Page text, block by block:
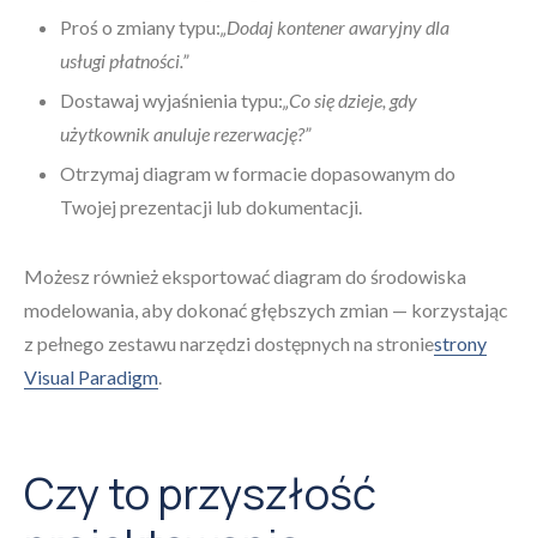
Proś o zmiany typu:„Dodaj kontener awaryjny dla
usługi płatności.”
Dostawaj wyjaśnienia typu:„Co się dzieje, gdy
użytkownik anuluje rezerwację?”
Otrzymaj diagram w formacie dopasowanym do
Twojej prezentacji lub dokumentacji.
Możesz również eksportować diagram do środowiska
modelowania, aby dokonać głębszych zmian — korzystając
z pełnego zestawu narzędzi dostępnych na stroniestrony
Visual Paradigm.
Czy to przyszłość